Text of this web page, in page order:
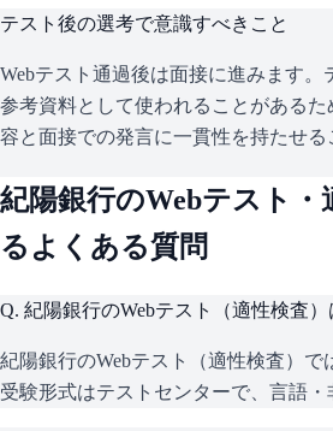
テスト後の選考で意識すべきこと
Webテスト通過後は面接に進みます
参考資料として使われることがある
容と面接での発言に一貫性を持たせる
紀陽銀行のWebテスト・
るよくある質問
Q. 紀陽銀行のWebテスト（適性検査）
紀陽銀行のWebテスト（適性検査）で
受験形式はテストセンターで、言語・